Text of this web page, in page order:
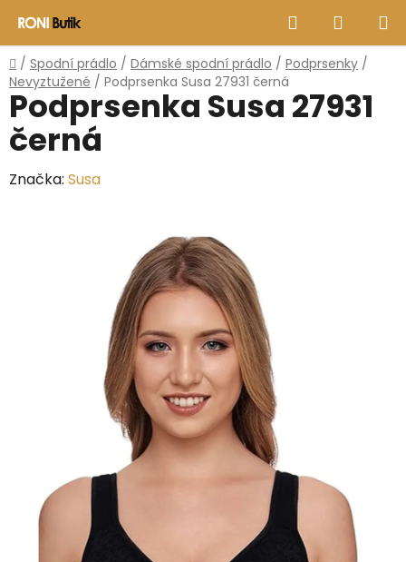
obsah
Hledat
KOŠÍK
Domů
/ Spodní prádlo / Dámské spodní prádlo / Podprsenky /
Nevyztužené / Podprsenka Susa 27931 černá
Podprsenka Susa 27931
černá
Značka: Susa